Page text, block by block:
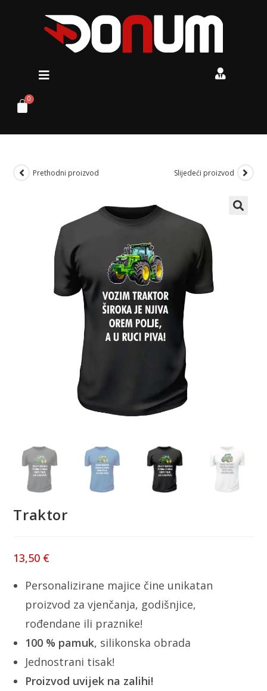
Prethodni proizvod Slijedeći proizvod
Traktor
13,50 €
Personalizirane majice čine unikatan
proizvod za vjenčanja, godišnjice,
rođendane ili praznike!
100 % pamuk, silikonska obrada
Jednostrani tisak!
Proizvod uvijek na zalihi!